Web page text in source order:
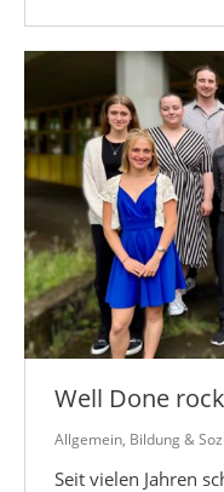
Well Done
Allgemein, Bildung &
Seit vielen Jahren